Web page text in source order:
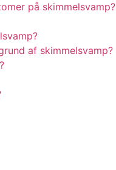
på skimmelsvamp?
af skimmelsvamp?